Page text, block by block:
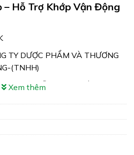
Hỗ Trợ Khớp Vận Động
TY DƯỢC PHẨM VÀ THƯƠNG
(TNHH)
Khớp hỗ trợ tăng tiết dịch
trình tái tạo sụn khớp
ĐKSP – 1703/2024/XNQC-
Xem thêm